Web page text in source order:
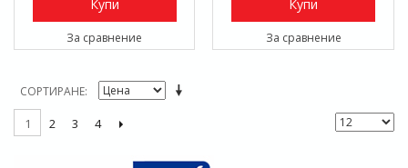
Купи
За сравнение
Купи
За сравнение
СОРТИРАНЕ
1 2 3 4